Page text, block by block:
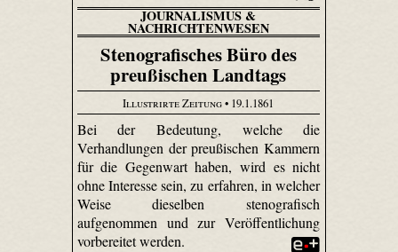
JOURNALISMUS &
NACHRICHTENWESEN
Stenografisches Büro des
preußischen Landtags
Illustrirte Zeitung• 19.1.1861
Bei der Bedeutung, welche die
Verhandlungen der preußischen Kammern
für die Gegenwart haben, wird es nicht
ohne Interesse sein, zu erfahren, in welcher
Weise dieselben stenografisch
aufgenommen und zur Veröffentlichung
vorbereitet werden.